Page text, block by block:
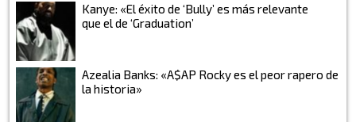
Kanye: «El éxito de ‘Bully’ es más relevante
que el de ‘Graduation’
Azealia Banks: «A$AP Rocky es el peor rapero de
la historia»